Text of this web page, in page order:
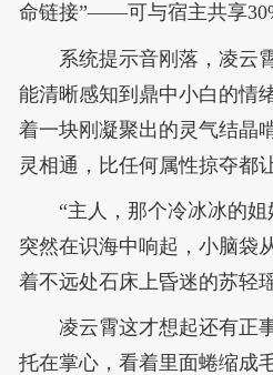
命链接”——可与宿主共享
系统提示音刚落，凌云
能清晰感知到鼎中小白的情
着一块刚凝聚出的灵气结晶
灵相通，比任何属性掠夺都
“主人，那个冷冰冰的
突然在识海中响起，小脑袋
着不远处石床上昏迷的苏轻瑶
凌云霄这才想起还有正
托在掌心，看着里面蜷缩成